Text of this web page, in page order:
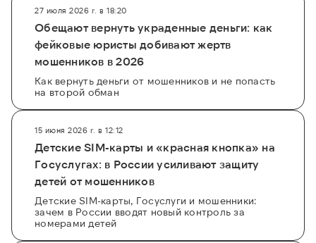
27 июля 2026 г. в 18:20
Обещают вернуть украденные деньги: как
фейковые юристы добивают жертв
мошенников в 2026
Как вернуть деньги от мошенников и не попасть
на второй обман
15 июня 2026 г. в 12:12
Детские SIM-карты и «красная кнопка» на
Госуслугах: в России усиливают защиту
детей от мошенников
Детские SIM-карты, Госуслуги и мошенники:
зачем в России вводят новый контроль за
номерами детей